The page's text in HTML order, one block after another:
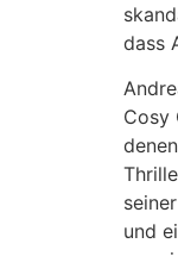
dass
Cosy
und